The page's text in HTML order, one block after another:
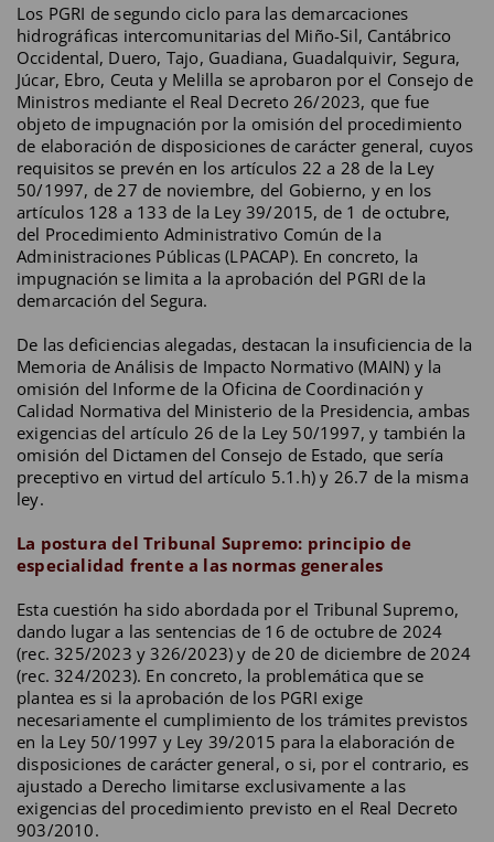
Los PGRI de segundo ciclo para las demarcaciones
hidrográficas intercomunitarias del Miño-Sil, Cantábrico
Occidental, Duero, Tajo, Guadiana, Guadalquivir, Segura,
Júcar, Ebro, Ceuta y Melilla se aprobaron por el Consejo de
Ministros mediante el Real Decreto 26/2023, que fue
objeto de impugnación por la omisión del procedimiento
de elaboración de disposiciones de carácter general, cuyos
requisitos se prevén en los artículos 22 a 28 de la Ley
50/1997, de 27 de noviembre, del Gobierno, y en los
artículos 128 a 133 de la Ley 39/2015, de 1 de octubre,
del Procedimiento Administrativo Común de la
Administraciones Públicas (LPACAP). En concreto, la
impugnación se limita a la aprobación del PGRI de la
demarcación del Segura.
De las deficiencias alegadas, destacan la insuficiencia de la
Memoria de Análisis de Impacto Normativo (MAIN) y la
omisión del Informe de la Oficina de Coordinación y
Calidad Normativa del Ministerio de la Presidencia, ambas
exigencias del artículo 26 de la Ley 50/1997, y también la
omisión del Dictamen del Consejo de Estado, que sería
preceptivo en virtud del artículo 5.1.h) y 26.7 de la misma
ley.
La postura del Tribunal Supremo: principio de
especialidad frente a las normas generales
Esta cuestión ha sido abordada por el Tribunal Supremo,
dando lugar a las sentencias de 16 de octubre de 2024
(rec. 325/2023 y 326/2023) y de 20 de diciembre de 2024
(rec. 324/2023). En concreto, la problemática que se
plantea es si la aprobación de los PGRI exige
necesariamente el cumplimiento de los trámites previstos
en la Ley 50/1997 y Ley 39/2015 para la elaboración de
disposiciones de carácter general, o si, por el contrario, es
ajustado a Derecho limitarse exclusivamente a las
exigencias del procedimiento previsto en el Real Decreto
903/2010.